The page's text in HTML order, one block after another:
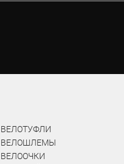
ВЕЛОТУФЛИ
ВЕЛОШЛЕМЫ
ВЕЛООЧКИ